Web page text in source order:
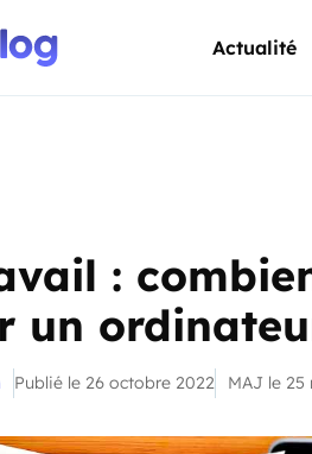
Actualité
:
un
Publié le 26 octobre 2022 MAJ le